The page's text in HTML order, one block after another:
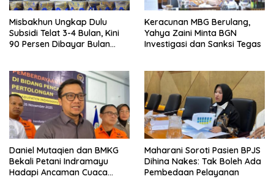
Misbakhun Ungkap Dulu
Subsidi Telat 3-4 Bulan, Kini
90 Persen Dibayar Bulan
Keracunan MBG Berulang,
Yahya Zaini Minta BGN
Investigasi dan Sanksi Tegas
Daniel Mutaqien dan BMKG
Bekali Petani Indramayu
Hadapi Ancaman Cuaca
Maharani Soroti Pasien BPJS
Dihina Nakes: Tak Boleh Ada
Pembedaan Pelayanan